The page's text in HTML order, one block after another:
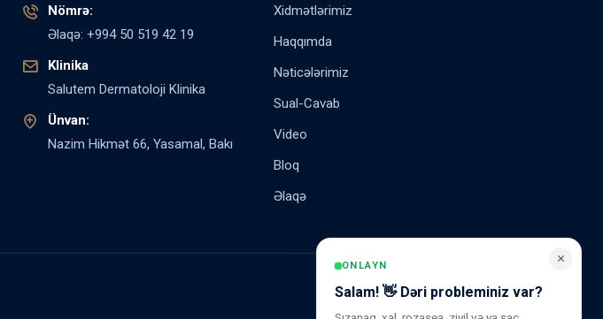
×
ONLAYN
Salam! 👋 Dəri probleminiz var?
Nömrə:
Əlaqə: +994 50 519 42 19
Klinika
Salutem Dermatoloji Klinika
Ünvan:
Nazim Hikmət 66, Yasamal, Bakı
Xidmətlərimiz
Haqqımda
Nəticələrimiz
Sual-Cavab
Video
Bloq
Əlaqə